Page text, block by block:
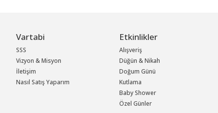
Vartabi
SSS
Vizyon & Misyon
İletişim
Nasıl Satış Yaparım
Etkinlikler
Alışveriş
Düğün & Nikah
Doğum Günü
Kutlama
Baby Shower
Özel Günler